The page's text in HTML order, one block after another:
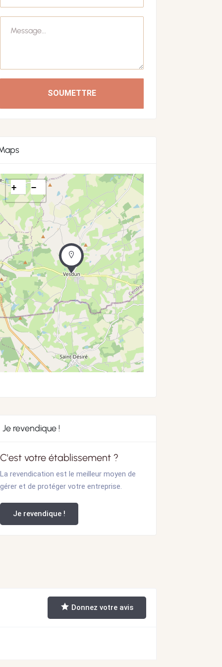
SOUMETTRE
+ −
Je revendique !
C'est votre établissement ?
La revendication est le meilleur moyen de
gérer et de protéger votre entreprise.
Je revendique !
Donnez votre avis